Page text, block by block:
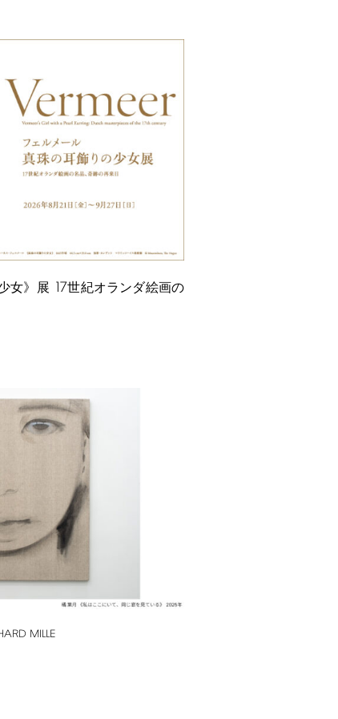
女》展 17世紀オランダ絵画の
MILLE